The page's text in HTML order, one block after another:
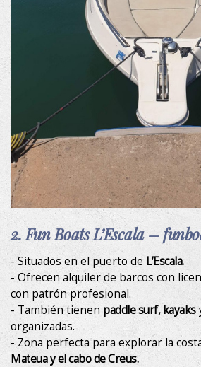
Habitaciones
Apartamento
Fotos
Experiencias
Regala
Ubicación
Contacto
Descubre el
2. Fun Boats L’Escala –
- Situados en el puerto de L’Escala.
- Ofrecen alquiler de barcos con
con patrón profesional.
- También tienen paddle surf, kayaks
organizadas.
- Zona perfecta para explorar la
Mateua y el cabo de Creus.